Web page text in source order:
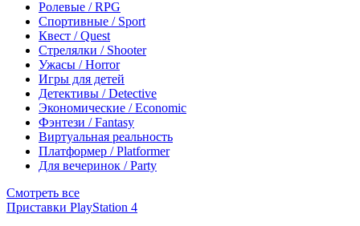
Ролевые / RPG
Спортивные / Sport
Квест / Quest
Стрелялки / Shooter
Ужасы / Horror
Игры для детей
Детективы / Detective
Экономические / Economic
Фэнтези / Fantasy
Виртуальная реальность
Платформер / Platformer
Для вечеринок / Party
Смотреть все
Приставки PlayStation 4